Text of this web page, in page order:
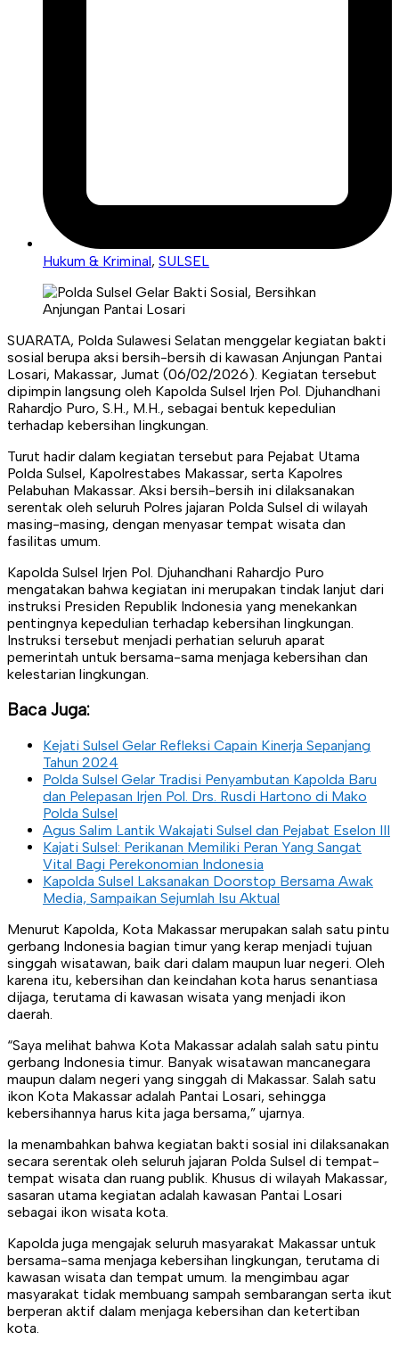
Hukum & Kriminal, SULSEL
SUARATA, Polda Sulawesi Selatan menggelar kegiatan bakti
sosial berupa aksi bersih-bersih di kawasan Anjungan Pantai
Losari, Makassar, Jumat (06/02/2026). Kegiatan tersebut
dipimpin langsung oleh Kapolda Sulsel Irjen Pol. Djuhandhani
Rahardjo Puro, S.H., M.H., sebagai bentuk kepedulian
terhadap kebersihan lingkungan.
Turut hadir dalam kegiatan tersebut para Pejabat Utama
Polda Sulsel, Kapolrestabes Makassar, serta Kapolres
Pelabuhan Makassar. Aksi bersih-bersih ini dilaksanakan
serentak oleh seluruh Polres jajaran Polda Sulsel di wilayah
masing-masing, dengan menyasar tempat wisata dan
fasilitas umum.
Kapolda Sulsel Irjen Pol. Djuhandhani Rahardjo Puro
mengatakan bahwa kegiatan ini merupakan tindak lanjut dari
instruksi Presiden Republik Indonesia yang menekankan
pentingnya kepedulian terhadap kebersihan lingkungan.
Instruksi tersebut menjadi perhatian seluruh aparat
pemerintah untuk bersama-sama menjaga kebersihan dan
kelestarian lingkungan.
Baca Juga:
Kejati Sulsel Gelar Refleksi Capain Kinerja Sepanjang
Tahun 2024
Polda Sulsel Gelar Tradisi Penyambutan Kapolda Baru
dan Pelepasan Irjen Pol. Drs. Rusdi Hartono di Mako
Polda Sulsel
Agus Salim Lantik Wakajati Sulsel dan Pejabat Eselon III
Kajati Sulsel: Perikanan Memiliki Peran Yang Sangat
Vital Bagi Perekonomian Indonesia
Kapolda Sulsel Laksanakan Doorstop Bersama Awak
Media, Sampaikan Sejumlah Isu Aktual
Menurut Kapolda, Kota Makassar merupakan salah satu pintu
gerbang Indonesia bagian timur yang kerap menjadi tujuan
singgah wisatawan, baik dari dalam maupun luar negeri. Oleh
karena itu, kebersihan dan keindahan kota harus senantiasa
dijaga, terutama di kawasan wisata yang menjadi ikon
daerah.
“Saya melihat bahwa Kota Makassar adalah salah satu pintu
gerbang Indonesia timur. Banyak wisatawan mancanegara
maupun dalam negeri yang singgah di Makassar. Salah satu
ikon Kota Makassar adalah Pantai Losari, sehingga
kebersihannya harus kita jaga bersama,” ujarnya.
Ia menambahkan bahwa kegiatan bakti sosial ini dilaksanakan
secara serentak oleh seluruh jajaran Polda Sulsel di tempat-
tempat wisata dan ruang publik. Khusus di wilayah Makassar,
sasaran utama kegiatan adalah kawasan Pantai Losari
sebagai ikon wisata kota.
Kapolda juga mengajak seluruh masyarakat Makassar untuk
bersama-sama menjaga kebersihan lingkungan, terutama di
kawasan wisata dan tempat umum. Ia mengimbau agar
masyarakat tidak membuang sampah sembarangan serta ikut
berperan aktif dalam menjaga kebersihan dan ketertiban
kota.